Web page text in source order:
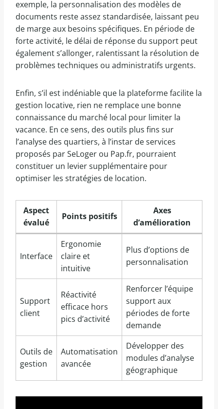
exemple, la personnalisation des modèles de
documents reste assez standardisée, laissant peu
de marge aux besoins spécifiques. En période de
forte activité, le délai de réponse du support peut
également s’allonger, ralentissant la résolution de
problèmes techniques ou administratifs urgents.
Enfin, s’il est indéniable que la plateforme facilite la
gestion locative, rien ne remplace une bonne
connaissance du marché local pour limiter la
vacance. En ce sens, des outils plus fins sur
l’analyse des quartiers, à l’instar de services
proposés par SeLoger ou Pap.fr, pourraient
constituer un levier supplémentaire pour
optimiser les stratégies de location.
Aspect
évalué
Points positifs
Axes
d’amélioration
Interface
Ergonomie
claire et
intuitive
Plus d’options de
personnalisation
Support
client
Réactivité
efficace hors
pics d’activité
Renforcer l’équipe
support aux
périodes de forte
demande
Outils de
gestion
Automatisation
avancée
Développer des
modules d’analyse
géographique